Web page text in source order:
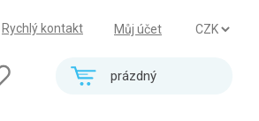
Můj účet
Rychlý kontakt
prázdný